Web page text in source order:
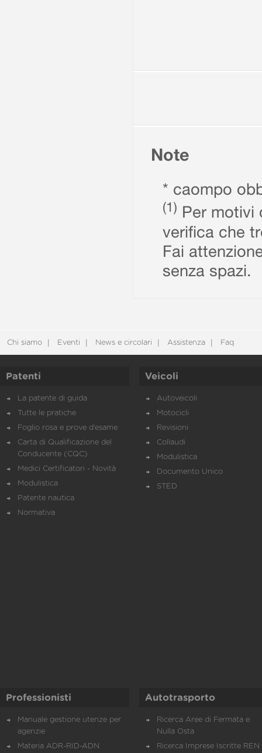
Note
* caompo
(1) Per motivi
verifica che
Fai
senza spazi.
Chi siamo Eventi News e circolari Assistenza Faq
Patenti
La patente di guida
Tutte le pratiche
Foglio rosa e prove d’esame
Carta di Qualificazione del
Conducente (CQC)
Medici Certificatori - Novità
Modulistica
Patente nautica
Normativa
Veicoli
Autoveicoli
Motocicli
Revisioni
Collaudi
Modulistica
Documento Unico
STED
Professionisti
Manuale gestione utenze per
agenzie
Materia ADR-RID-ADN
Autotrasporto
Ricerca Aree di Fermata e
Nulla Osta
Ricerca Imprese Iscritte REN